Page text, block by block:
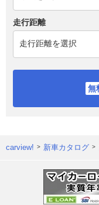
走行距離
carview! 新車カタログ